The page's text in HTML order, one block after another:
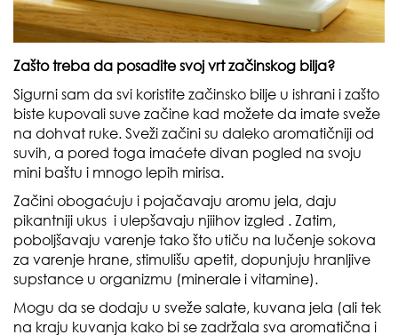
Zašto treba da posadite svoj vrt začinskog bilja?
Sigurni sam da svi koristite začinsko bilje u ishrani i zašto
biste kupovali suve začine kad možete da imate sveže
na dohvat ruke. Sveži začini su daleko aromatičniji od
suvih, a pored toga imaćete divan pogled na svoju
mini baštu i mnogo lepih mirisa.
Začini obogaćuju i pojačavaju aromu jela, daju
pikantniji ukus i ulepšavaju njiihov izgled . Zatim,
poboljšavaju varenje tako što utiču na lučenje sokova
za varenje hrane, stimulišu apetit, dopunjuju hranljive
supstance u organizmu (minerale i vitamine).
Mogu da se dodaju u sveže salate, kuvana jela (ali tek
na kraju kuvanja kako bi se zadržala sva aromatična i